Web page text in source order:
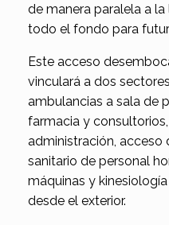
de manera paralela a
todo el fondo para
Este acceso
vinculará a dos
ambulancias a sala de
farmacia y
administración, acceso
sanitario de personal
máquinas y
desde el exterior.